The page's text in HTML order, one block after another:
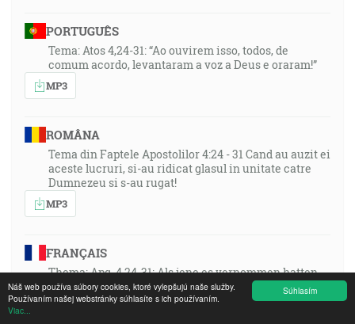
Súhlasím
Náš web používa súbory cookies, ktoré vylepšujú naše služby.
Používaním našej webstránky súhlasíte s ich používaním.
Viac...
PORTUGUÊS
Tema: Atos 4,24-31: “Ao ouvirem isso, todos, de
comum acordo, levantaram a voz a Deus e oraram!”
MP3
ROMÂNA
Tema din Faptele Apostolilor 4:24 - 31 Cand au auzit ei
aceste lucruri, si-au ridicat glasul in unitate catre
Dumnezeu si s-au rugat!
MP3
FRANÇAIS
Thema: Apg. 4,24-31: Als jene es vernommen hatten,
erhoben sie einmütig ihre Stimme zu Gott und
beteten!